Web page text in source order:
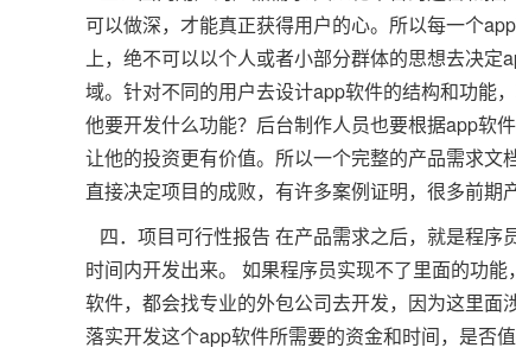
可以做深，才能真正获得用户的心。所以每一个
上，绝不可以以个人或者小部分群体的思想去决
域。针对不同的用户去设计app软件的结构和功能
他要开发什么功能？后台制作人员也要根据app软
让他的投资更有价值。所以一个完整的产品需求文
直接决定项目的成败，有许多案例证明，很多前
四．项目可行性报告 在产品需求之后，就是程
时间内开发出来。 如果程序员实现不了里面的功
软件，都会找专业的外包公司去开发，因为这里
落实开发这个app软件所需要的资金和时间，是否